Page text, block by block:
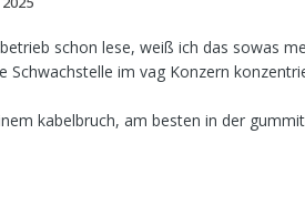
schon lese, weiß ich das sowas
Schwachstelle im vag Konzern
kabelbruch, am besten in der